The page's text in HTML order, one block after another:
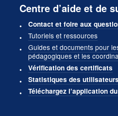
Centre d’aide et de
Contact et foire aux
Tutoriels et ressources
Guides et documents pour
pédagogiques et les
Vérification des certificats
Statistiques des utilisateurs
Téléchargez l’application